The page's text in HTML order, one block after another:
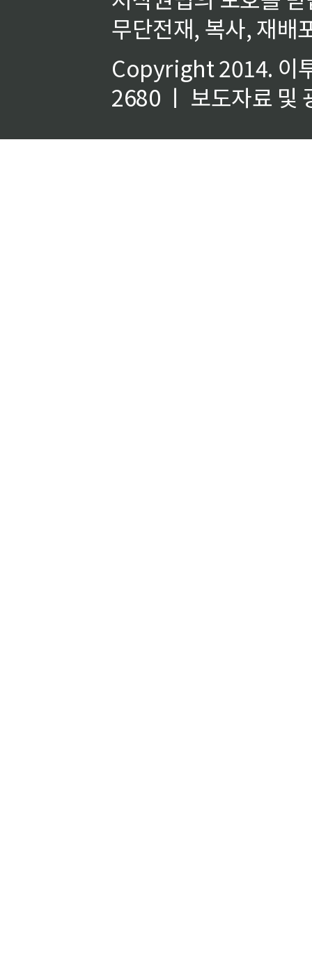
무단전재, 복사, 재배
Copyright 2014. 이
2680 ㅣ 보도자료